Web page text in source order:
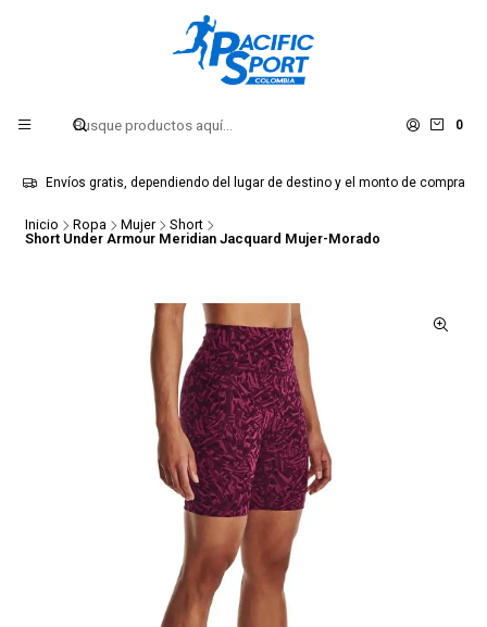
0
Envíos gratis, dependiendo del lugar de destino y el monto de compra
Inicio Ropa Mujer
Short
Short Under Armour Meridian Jacquard Mujer-Morado